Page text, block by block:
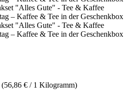
(56,86 € / 1 Kilogramm)